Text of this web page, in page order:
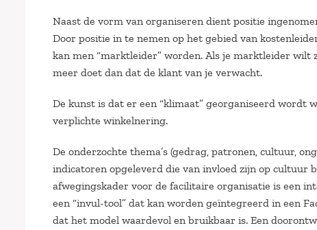
Naast de vorm van organiseren dient positie
Door positie in te nemen op het gebied van
kan men “marktleider” worden. Als je marktleider
meer doet dan dat de klant van je verwacht.
De kunst is dat er een “klimaat” georganiseerd wordt
verplichte winkelnering.
De onderzochte thema’s (gedrag, patronen, cultuur,
indicatoren opgeleverd die van invloed zijn op cultuur
afwegingskader voor de facilitaire organisatie is een
een “invul-tool” dat kan worden geïntegreerd in een
dat het model waardevol en bruikbaar is. Een